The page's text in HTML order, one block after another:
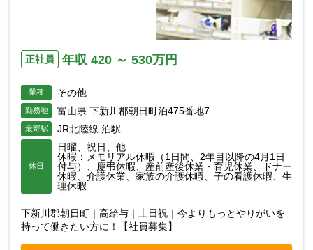
正社員 年収 420 ～ 530万円
業種 その他
勤務地 富山県 下新川郡朝日町泊475番地7
最寄駅 JR北陸線 泊駅
休日
日曜、祝日、他
休暇：メモリアル休暇（1日間、2年目以降の4月1日
付与）、慶弔休暇、産前産後休業・育児休業、ドナー
休暇、介護休業、家族の介護休暇、子の看護休暇、生
理休暇
下新川郡朝日町｜高給与｜土日祝｜今よりもっとやりがいを
持って働きたい方に！【社員募集】